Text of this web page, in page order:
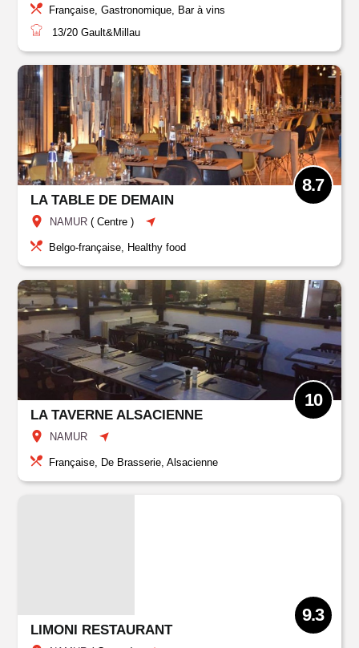
Française, Gastronomique, Bar à vins
13/20 Gault&Millau
LA TABLE DE DEMAIN
NAMUR (Centre )
8.7
Belgo-française, Healthy food
LA TAVERNE ALSACIENNE
NAMUR
10
Française, De Brasserie, Alsacienne
LIMONI RESTAURANT
9.3